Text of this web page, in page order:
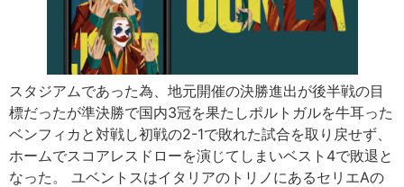
スタジアムであった為、地元開催の決勝進出が後半戦の目
標だったが準決勝で国内3冠を果たしポルトガルを牛耳った
ベンフィカと対戦し初戦の2-1で敗れた試合を取り戻せず、
ホームでスコアレスドローを演じてしまいベスト4で敗退と
なった。 ユベントスはイタリアのトリノにあるセリエAの